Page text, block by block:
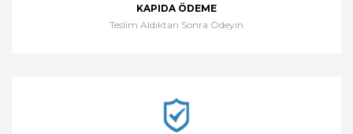
KAPIDA ÖDEME
Teslim Aldıktan Sonra Ödeyin